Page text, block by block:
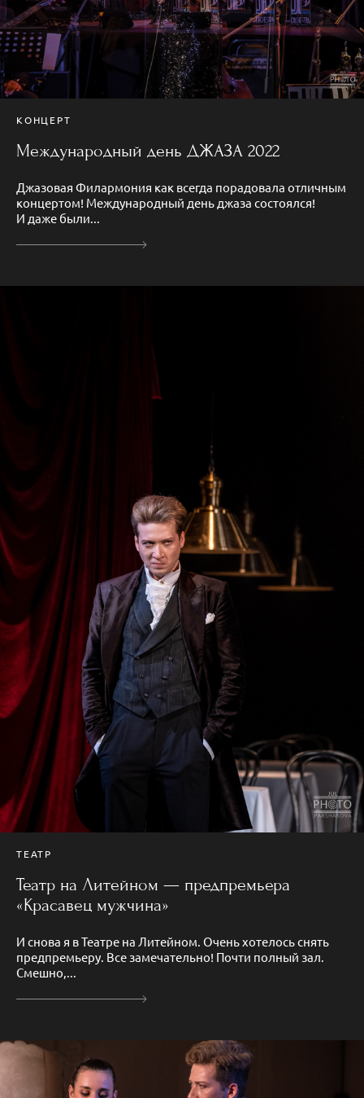
КОНЦЕРТ
Международный день ДЖАЗА 2022
Джазовая Филармония как всегда порадовала отличным
концертом! Международный день джаза состоялся!
И даже были...
ТЕАТР
Театр на Литейном — предпремьера
«Красавец мужчина»
И снова я в Театре на Литейном. Очень хотелось снять
предпремьеру. Все замечательно! Почти полный зал.
Смешно,...